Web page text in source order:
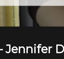
Jennifer